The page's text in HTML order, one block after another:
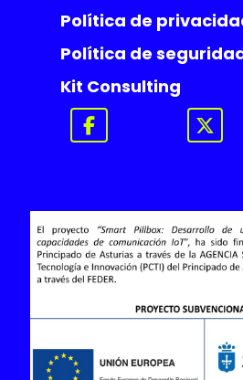
Política de
Política de
Kit Consulting